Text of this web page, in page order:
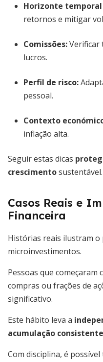
Horizonte
retornos e mitigar
Comissões:Verificar
lucros.
Perfil de risco:
pessoal.
Contexto
inflação alta.
Seguir estas dicas
crescimentosustentável.
Casos Reais e
Financeira
Histórias reais ilustram o
microinvestimentos.
Pessoas que
compras ou frações de
significativo.
Este hábito leva a
acumulação consistente
Com disciplina, é